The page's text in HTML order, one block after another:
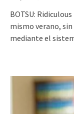
BOTSU:
mismo verano,
mediante el